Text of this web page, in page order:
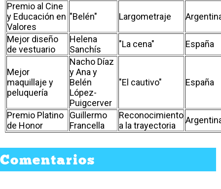
Premio al Cine
y Educación en
Valores
"Belén" Largometraje
Mejor diseño
de vestuario
Helena
Sanchís
"La cena" España
Mejor
maquillaje y
peluquería
Nacho Díaz
y Ana y
Belén
López-
Puigcerver
"El cautivo" España
Premio Platino
de Honor
Guillermo
Francella
Reconocimiento
a la trayectoria
Comentarios